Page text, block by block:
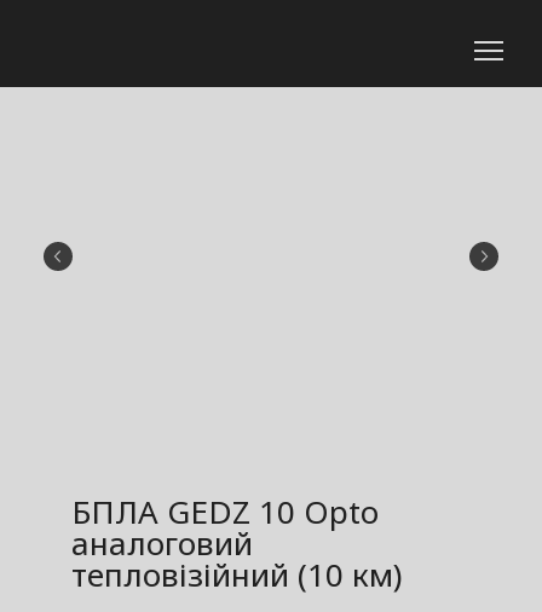
БПЛА GEDZ 10 Opto
аналоговий
тепловізійний (10 км)